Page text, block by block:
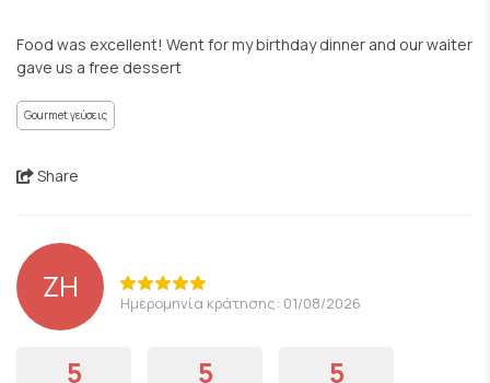
Food was excellent! Went for my birthday dinner and our waiter
gave us a free dessert
Gourmet γεύσεις
Share
ZH Ημερομηνία κράτησης: 01/08/2026
5 5 5